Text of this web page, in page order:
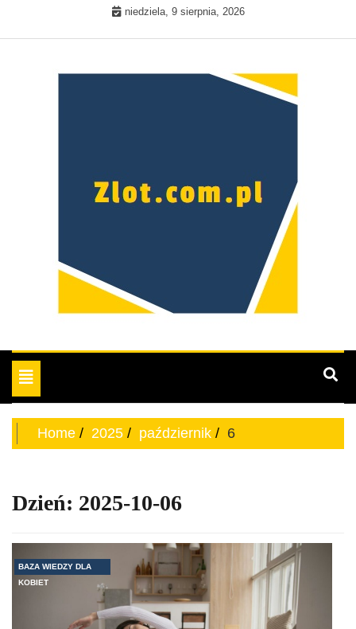
niedziela, 9 sierpnia, 2026
Prawdziwa kobieta –
aktywnych kobiet
Toggle
navigation
Home 2025 październik 6
Dzień: 2025-10-06
BAZA WIEDZY DLA
KOBIET